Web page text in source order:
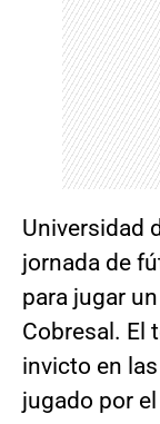
Universidad
jornada de
para jugar
Cobresal. El
invicto en
jugado por